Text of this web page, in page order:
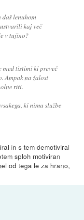
lenuhom
kaj več
v tujino?
med tistimi ki preveč
Ampak na žalost
riti.
ki nima službe
in s tem demotiviral
sploh motiviran
od tega le za hrano,